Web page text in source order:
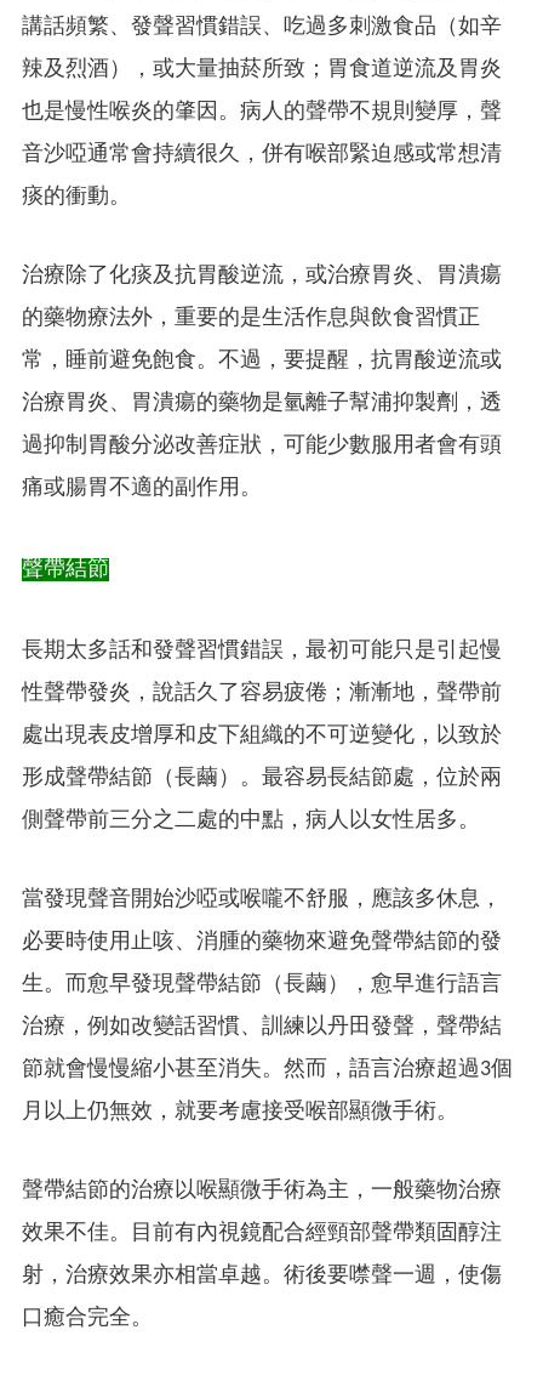
講話頻繁、發聲習慣錯誤、吃過多刺激食品（如辛
辣及烈酒），或大量抽菸所致；胃食道逆流及胃炎
也是慢性喉炎的肇因。病人的聲帶不規則變厚，聲
音沙啞通常會持續很久，併有喉部緊迫感或常想清
痰的衝動。
治療除了化痰及抗胃酸逆流，或治療胃炎、胃潰瘍
的藥物療法外，重要的是生活作息與飲食習慣正
常，睡前避免飽食。不過，要提醒，抗胃酸逆流或
治療胃炎、胃潰瘍的藥物是氫離子幫浦抑製劑，透
過抑制胃酸分泌改善症狀，可能少數服用者會有頭
痛或腸胃不適的副作用。
聲帶結節
長期太多話和發聲習慣錯誤，最初可能只是引起慢
性聲帶發炎，說話久了容易疲倦；漸漸地，聲帶前
處出現表皮增厚和皮下組織的不可逆變化，以致於
形成聲帶結節（長繭）。最容易長結節處，位於兩
側聲帶前三分之二處的中點，病人以女性居多。
當發現聲音開始沙啞或喉嚨不舒服，應該多休息，
必要時使用止咳、消腫的藥物來避免聲帶結節的發
生。而愈早發現聲帶結節（長繭），愈早進行語言
治療，例如改變話習慣、訓練以丹田發聲，聲帶結
節就會慢慢縮小甚至消失。然而，語言治療超過3個
月以上仍無效，就要考慮接受喉部顯微手術。
聲帶結節的治療以喉顯微手術為主，一般藥物治療
效果不佳。目前有內視鏡配合經頸部聲帶類固醇注
射，治療效果亦相當卓越。術後要噤聲一週，使傷
口癒合完全。